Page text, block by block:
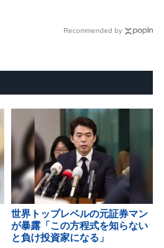
Recommended by
世界トップレベルの元証券マン
が暴露「この方程式を知らない
と負け投資家になる」